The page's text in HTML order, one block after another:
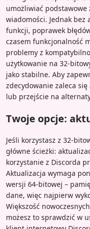
umożliwiać podstawowe
wiadomości. Jednak
funkcji, poprawek
czasem funkcjonalność
problemy z
użytkowanie na 32-
jako stabilne. Aby
zdecydowanie zaleca
lub przejście na
Twoje opcje:
Jeśli korzystasz z 32-
główne ścieżki:
korzystanie z Discorda
Aktualizacja wymaga
wersji 64-bitowej –
dane, więc najpierw
Większość
możesz to sprawdzić w